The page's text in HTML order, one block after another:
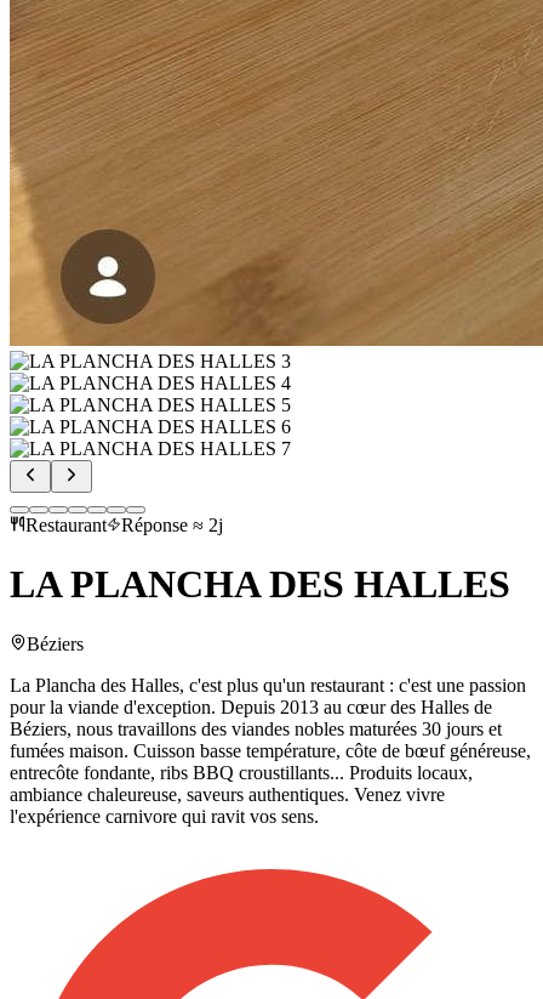
Restaurant Réponse ≈ 2j
LA PLANCHA DES HALLES
Béziers
La Plancha des Halles, c'est plus qu'un restaurant : c'est une passion
pour la viande d'exception. Depuis 2013 au cœur des Halles de
Béziers, nous travaillons des viandes nobles maturées 30 jours et
fumées maison. Cuisson basse température, côte de bœuf généreuse,
entrecôte fondante, ribs BBQ croustillants... Produits locaux,
ambiance chaleureuse, saveurs authentiques. Venez vivre
l'expérience carnivore qui ravit vos sens.